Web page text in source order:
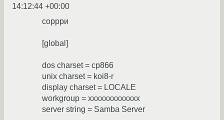
14:12:44 +00:00
соррри
[global]
dos charset = cp866
unix charset = koi8-r
display charset = LOCALE
workgroup = xxxxxxxxxxxxx
server string = Samba Server